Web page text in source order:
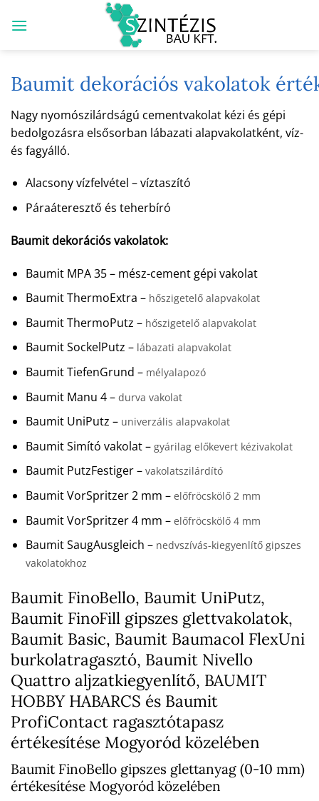
Baumit dekorációs vakolatok
Nagy nyomószilárdságú cementvakolat kézi és gépi
bedolgozásra elsősorban lábazati alapvakolatként, víz-
és fagyálló.
Alacsony vízfelvétel – víztaszító
Páraáteresztő és teherbíró
Baumit dekorációs vakolatok:
Baumit MPA 35 – mész-cement gépi vakolat
Baumit ThermoExtra – hőszigetelő alapvakolat
Baumit ThermoPutz – hőszigetelő alapvakolat
Baumit SockelPutz – lábazati alapvakolat
Baumit TiefenGrund – mélyalapozó
Baumit Manu 4 – durva vakolat
Baumit UniPutz – univerzális alapvakolat
Baumit Simító vakolat – gyárilag előkevert kézivakolat
Baumit PutzFestiger – vakolatszilárdító
Baumit VorSpritzer 2 mm – előfröcskölő 2 mm
Baumit VorSpritzer 4 mm – előfröcskölő 4 mm
Baumit SaugAusgleich – nedvszívás-kiegyenlítő gipszes
vakolatokhoz
Baumit FinoBello, Baumit UniPutz,
Baumit FinoFill gipszes glettvakolatok,
Baumit Basic, Baumit Baumacol FlexUni
burkolatragasztó, Baumit Nivello
Quattro aljzatkiegyenlítő, BAUMIT
HOBBY HABARCS és Baumit
ProfiContact ragasztótapasz
értékesítése Mogyoród közelében
Baumit FinoBello gipszes glettanyag (0-10 mm)
értékesítése Mogyoród közelében